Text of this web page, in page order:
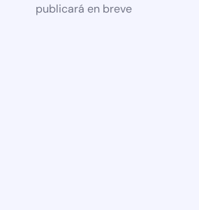
publicará en breve